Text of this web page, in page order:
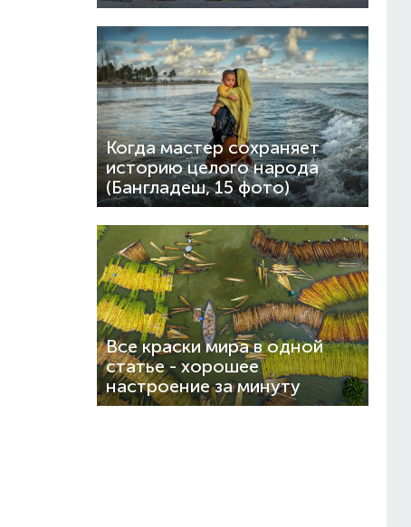
Когда мастер сохраняет
историю целого народа
(Бангладеш, 15 фото)
Все краски мира в одной
статье - хорошее
настроение за минуту